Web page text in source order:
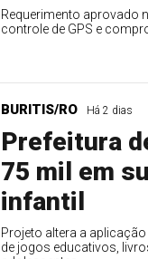
Requerimento aprovado
controle de GPS e
BURITIS/RO Há 2 dias
Prefeitura
75 mil em
infantil
Projeto altera a
de jogos educativos,